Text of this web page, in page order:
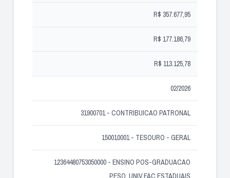
R$ 357.677,95
R$ 177.186,79
R$ 113.125,78
02/2026
31900701 - CONTRIBUICAO PATRONAL
150010001 - TESOURO - GERAL
12364480753050000 - ENSINO POS-GRADUACAO
PESQ. UNIV.FAC.ESTADUAIS